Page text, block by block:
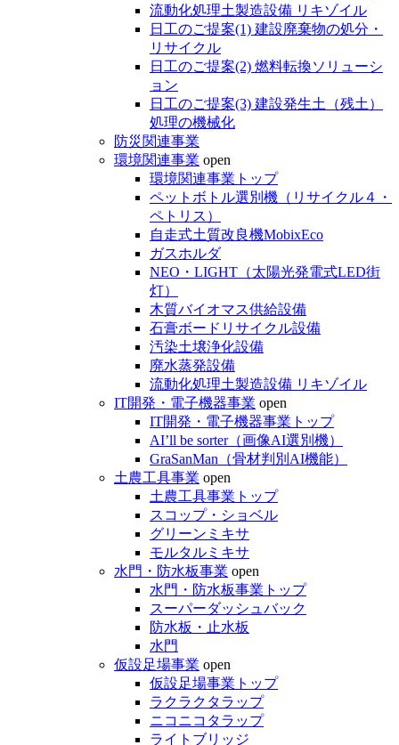
流動化処理土製造設備 リキゾイル
日工のご提案(1) 建設廃棄物の処分・
リサイクル
日工のご提案(2) 燃料転換ソリューシ
ョン
日工のご提案(3) 建設発生土（残土）
処理の機械化
防災関連事業
環境関連事業 open
環境関連事業トップ
ペットボトル選別機（リサイクル４・
ペトリス）
自走式土質改良機MobixEco
ガスホルダ
NEO・LIGHT（太陽光発電式LED街
灯）
木質バイオマス供給設備
石膏ボードリサイクル設備
汚染土壌浄化設備
廃水蒸発設備
流動化処理土製造設備 リキゾイル
IT開発・電子機器事業 open
IT開発・電子機器事業トップ
AI’ll be sorter（画像AI選別機）
GraSanMan（骨材判別AI機能）
土農工具事業 open
土農工具事業トップ
スコップ・ショベル
グリーンミキサ
モルタルミキサ
水門・防水板事業 open
水門・防水板事業トップ
スーパーダッシュバック
防水板・止水板
水門
仮設足場事業 open
仮設足場事業トップ
ラクラクタラップ
ニコニコタラップ
ライトブリッジ